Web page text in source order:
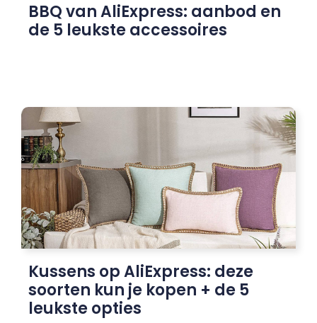
BBQ van AliExpress: aanbod en
de 5 leukste accessoires
Kussens op AliExpress: deze
soorten kun je kopen + de 5
leukste opties